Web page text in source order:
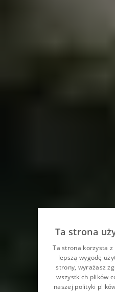
Ta strona
Ta strona korzysta
lepszą wygodę
strony, wyrażasz
wszystkich plików
naszej polityki